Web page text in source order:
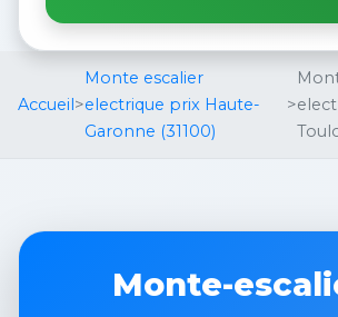
Accueil >
Monte escalier
electrique prix Haute-
Garonne (31100)
>
Monte-